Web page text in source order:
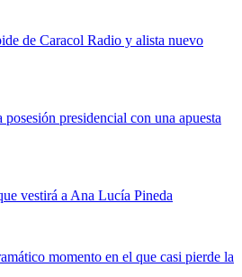
de Caracol Radio y alista nuevo
presidencial con una apuesta
vestirá a Ana Lucía Pineda
momento en el que casi pierde la